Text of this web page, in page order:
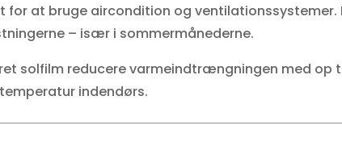
for at bruge aircondition og ventilationssystemer.
– især i sommermånederne.
solfilm reducere varmeindtrængningen med op
indendørs.